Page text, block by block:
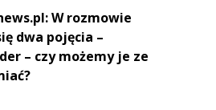
W rozmowie
dwa pojęcia –
– czy możemy je ze